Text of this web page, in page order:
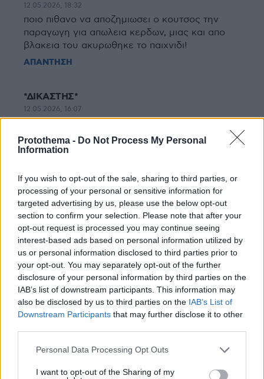
Protothema - Do Not Process My Personal
Information
If you wish to opt-out of the sale, sharing to third parties, or
processing of your personal or sensitive information for
targeted advertising by us, please use the below opt-out
section to confirm your selection. Please note that after your
opt-out request is processed you may continue seeing
interest-based ads based on personal information utilized by
us or personal information disclosed to third parties prior to
your opt-out. You may separately opt-out of the further
disclosure of your personal information by third parties on the
IAB’s list of downstream participants. This information may
also be disclosed by us to third parties on the IAB’s List of
Downstream Participants that may further disclose it to other
Please note that this website/app uses one or more Google
not limited to your visit or usage behaviour. You may click to
Personal Data Processing Opt Outs
I want to opt-out of the Sharing of my
12.05.2026, 18:32
ποιο πιθανο να αποζημιωσει ο κουτσος την
παραγωγη για απωλεια κερδων, μιας και απο
βλακεια του ακυρωθηκε το παιχνιδι!
ΑΠΑΝΤΗΣΗ
*ΔΙΚΑΣΤΗΣ*
12.05.2026, 16:07
υπογραψει χαρτι οτι σε ατυχημα , αρρωστια η
οτιδηποτε αλλο την αποκλειστικη ευθηνη την εχει
ΑΠΑΝΤΗΣΗ
Τειρεσίας κυνικός
12.05.2026, 17:13
Γειά σου ρε "δικαστή" με τα μαργαριτάρια σου.
Βγάλε πρώτα το νηπιαγωγείο κι εδώ θα είμαστε
ακόμα να μας δώσεις τα "φώτα" σου. Ε, ρε τι
ζούμε...
ΑΠΑΝΤΗΣΗ
νηπιο
ΑΠΑΝΤΗΣΗ